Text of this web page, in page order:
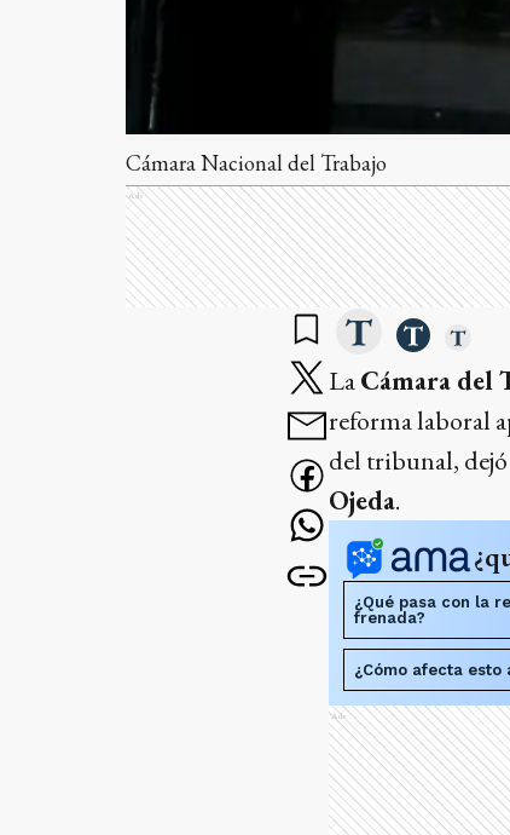
Cámara Nacional del Trabajo
Ads
LaCámara del
reforma laboral
del tribunal,
Ojeda.
¿Qué pasa con la
frenada?
¿Cómo afecta esto
Ads